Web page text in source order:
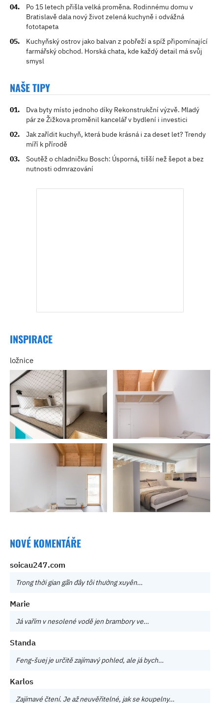
Po 15 letech přišla velká proměna. Rodinnému domu v
Bratislavě dala nový život zelená kuchyně i odvážná
fototapeta
Kuchyňský ostrov jako balvan z pobřeží a spíž připomínající
farmářský obchod. Horská chata, kde každý detail má svůj
smysl
NAŠE TIPY
Dva byty místo jednoho díky Rekonstrukční výzvě. Mladý
pár ze Žižkova proměnil kancelář v bydlení i investici
Jak zařídit kuchyň, která bude krásná i za deset let? Trendy
míří k přírodě
Soutěž o chladničku Bosch: Úsporná, tišší než šepot a bez
nutnosti odmrazování
INSPIRACE
ložnice
NOVÉ KOMENTÁŘE
soicau247.com
Trong thời gian gần đây tôi thường xuyên…
Marie
Já vařím v nesolené vodě jen brambory ve…
Standa
Feng-šuej je určitě zajímavý pohled, ale já bych…
Karlos
Zajímavé čtení. Je až neuvěřitelné, jak se koupelny…